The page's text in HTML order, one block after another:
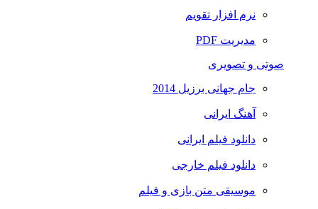
نرم افزار تقویم
مدیریت PDF
صوتی و تصویری
جام جهانی برزیل 2014
آهنگ ایرانی
دانلود فیلم ایرانی
دانلود فیلم خارجی
موسیقی متن بازی و فیلم